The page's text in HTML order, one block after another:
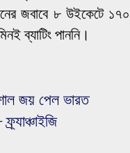
জবাবে ৮ উইকেটে ১৭০
ব্যাটিং পাননি।
জয় পেল ভারত